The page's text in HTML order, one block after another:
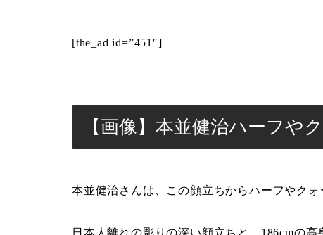
[the_ad id=”451″]
【画像】本並健治ハーフや
本並健治さんは、この顔立ちからハーフやクォ